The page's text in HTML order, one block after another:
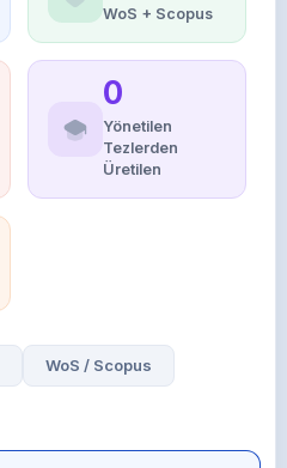
WoS + Scopus
0
Yönetilen
Tezlerden
Üretilen
WoS / Scopus